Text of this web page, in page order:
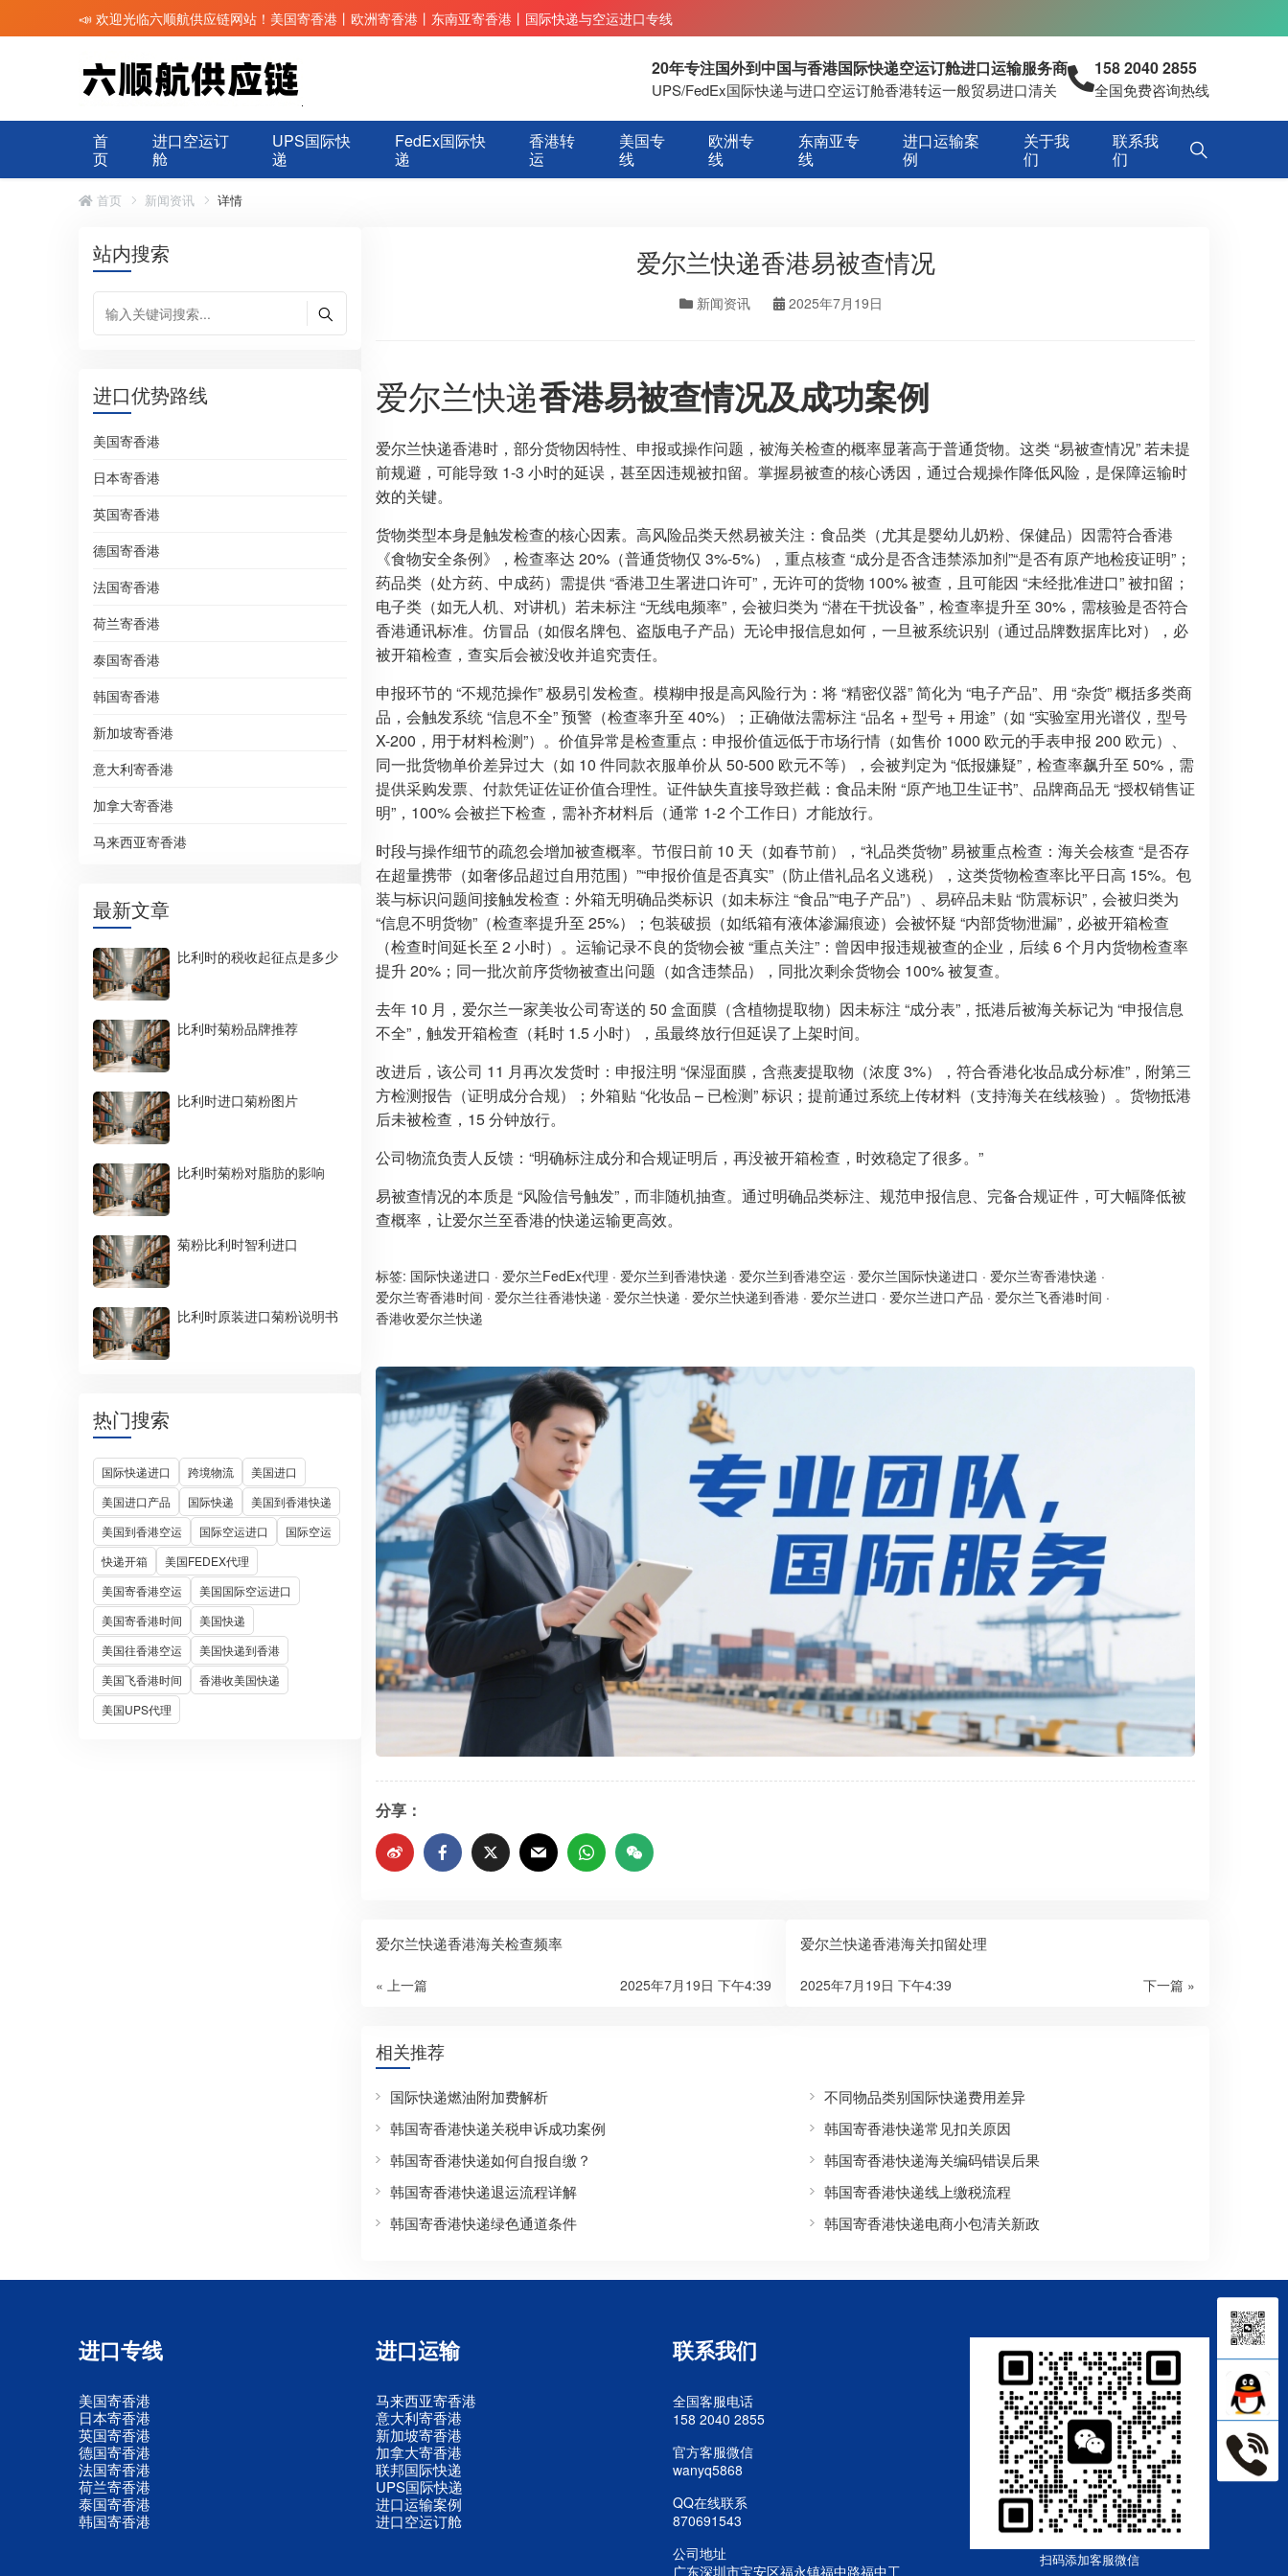
📣 欢迎光临六顺航供应链网站！美国寄香港丨欧洲寄香港丨东南亚寄香港丨国际快递与空运进口专线
20年专注国外到中国与香港国际快递空运订舱进口运输服务商
UPS/FedEx国际快递与进口空运订舱香港转运一般贸易进口清关
158 2040 2855
全国免费咨询热线
首
页
进口空运订
舱
UPS国际快
递
FedEx国际快
递
香港转
运
美国专
线
欧洲专
线
东南亚专
线
进口运输案
例
关于我
们
联系我
们
首页 新闻资讯 详情
站内搜索
进口优势路线
美国寄香港
日本寄香港
英国寄香港
德国寄香港
法国寄香港
荷兰寄香港
泰国寄香港
韩国寄香港
新加坡寄香港
意大利寄香港
加拿大寄香港
马来西亚寄香港
最新文章
比利时的税收起征点是多少
比利时菊粉品牌推荐
比利时进口菊粉图片
比利时菊粉对脂肪的影响
菊粉比利时智利进口
比利时原装进口菊粉说明书
热门搜索
国际快递进口 跨境物流
美国进口
美国进口产品
国际快递
美国到香港快递
美国到香港空运
国际空运进口
国际空运
快递开箱
美国FEDEX代理
美国寄香港空运
美国国际空运进口
美国寄香港时间
美国快递
美国往香港空运
美国快递到香港
美国飞香港时间
香港收美国快递
美国UPS代理
爱尔兰快递香港易被查情况
新闻资讯 2025年7月19日
爱尔兰快递香港易被查情况及成功案例
爱尔兰快递香港时，部分货物因特性、申报或操作问题，被海关检查的概率显著高于普通货物。这类 “易被查情况” 若未提
前规避，可能导致 1-3 小时的延误，甚至因违规被扣留。掌握易被查的核心诱因，通过合规操作降低风险，是保障运输时
效的关键。
货物类型本身是触发检查的核心因素。高风险品类天然易被关注：食品类（尤其是婴幼儿奶粉、保健品）因需符合香港
《食物安全条例》，检查率达 20%（普通货物仅 3%-5%），重点核查 “成分是否含违禁添加剂”“是否有原产地检疫证明”；
药品类（处方药、中成药）需提供 “香港卫生署进口许可”，无许可的货物 100% 被查，且可能因 “未经批准进口” 被扣留；
电子类（如无人机、对讲机）若未标注 “无线电频率”，会被归类为 “潜在干扰设备”，检查率提升至 30%，需核验是否符合
香港通讯标准。仿冒品（如假名牌包、盗版电子产品）无论申报信息如何，一旦被系统识别（通过品牌数据库比对），必
被开箱检查，查实后会被没收并追究责任。
申报环节的 “不规范操作” 极易引发检查。模糊申报是高风险行为：将 “精密仪器” 简化为 “电子产品”、用 “杂货” 概括多类商
品，会触发系统 “信息不全” 预警（检查率升至 40%）；正确做法需标注 “品名 + 型号 + 用途”（如 “实验室用光谱仪，型号
X-200，用于材料检测”）。价值异常是检查重点：申报价值远低于市场行情（如售价 1000 欧元的手表申报 200 欧元）、
同一批货物单价差异过大（如 10 件同款衣服单价从 50-500 欧元不等），会被判定为 “低报嫌疑”，检查率飙升至 50%，需
提供采购发票、付款凭证佐证价值合理性。证件缺失直接导致拦截：食品未附 “原产地卫生证书”、品牌商品无 “授权销售证
明”，100% 会被拦下检查，需补齐材料后（通常 1-2 个工作日）才能放行。
时段与操作细节的疏忽会增加被查概率。节假日前 10 天（如春节前），“礼品类货物” 易被重点检查：海关会核查 “是否存
在超量携带（如奢侈品超过自用范围）”“申报价值是否真实”（防止借礼品名义逃税），这类货物检查率比平日高 15%。包
装与标识问题间接触发检查：外箱无明确品类标识（如未标注 “食品”“电子产品”）、易碎品未贴 “防震标识”，会被归类为
“信息不明货物”（检查率提升至 25%）；包装破损（如纸箱有液体渗漏痕迹）会被怀疑 “内部货物泄漏”，必被开箱检查
（检查时间延长至 2 小时）。运输记录不良的货物会被 “重点关注”：曾因申报违规被查的企业，后续 6 个月内货物检查率
提升 20%；同一批次前序货物被查出问题（如含违禁品），同批次剩余货物会 100% 被复查。
去年 10 月，爱尔兰一家美妆公司寄送的 50 盒面膜（含植物提取物）因未标注 “成分表”，抵港后被海关标记为 “申报信息
不全”，触发开箱检查（耗时 1.5 小时），虽最终放行但延误了上架时间。
改进后，该公司 11 月再次发货时：申报注明 “保湿面膜，含燕麦提取物（浓度 3%），符合香港化妆品成分标准”，附第三
方检测报告（证明成分合规）；外箱贴 “化妆品 – 已检测” 标识；提前通过系统上传材料（支持海关在线核验）。货物抵港
后未被检查，15 分钟放行。
公司物流负责人反馈：“明确标注成分和合规证明后，再没被开箱检查，时效稳定了很多。”
易被查情况的本质是 “风险信号触发”，而非随机抽查。通过明确品类标注、规范申报信息、完备合规证件，可大幅降低被
查概率，让爱尔兰至香港的快递运输更高效。
标签: 国际快递进口 · 爱尔兰FedEx代理 · 爱尔兰到香港快递 · 爱尔兰到香港空运 · 爱尔兰国际快递进口 · 爱尔兰寄香港快递 ·
爱尔兰寄香港时间 · 爱尔兰往香港快递 · 爱尔兰快递 · 爱尔兰快递到香港 · 爱尔兰进口 · 爱尔兰进口产品 · 爱尔兰飞香港时间 ·
香港收爱尔兰快递
分享：
爱尔兰快递香港海关检查频率
« 上一篇 2025年7月19日 下午4:39
爱尔兰快递香港海关扣留处理
下一篇 »
2025年7月19日 下午4:39
相关推荐
国际快递燃油附加费解析
不同物品类别国际快递费用差异
韩国寄香港快递关税申诉成功案例
韩国寄香港快递常见扣关原因
韩国寄香港快递如何自报自缴？
韩国寄香港快递海关编码错误后果
韩国寄香港快递退运流程详解
韩国寄香港快递线上缴税流程
韩国寄香港快递绿色通道条件
韩国寄香港快递电商小包清关新政
进口专线
美国寄香港
日本寄香港
英国寄香港
德国寄香港
法国寄香港
荷兰寄香港
泰国寄香港
韩国寄香港
进口运输
马来西亚寄香港
意大利寄香港
新加坡寄香港
加拿大寄香港
联邦国际快递
UPS国际快递
进口运输案例
进口空运订舱
联系我们
全国客服电话
158 2040 2855
官方客服微信
wanyq5868
QQ在线联系
870691543
公司地址
广东深圳市宝安区福永镇福中路福中工
扫码添加客服微信